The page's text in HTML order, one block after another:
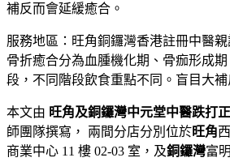
補反而會延緩癒合。
服務地區：旺角銅鑼灣香港註冊中醫親
骨折癒合分為血腫機化期、骨痂形成
段，不同階段飲食重點不同。盲目大補
本文由 旺角及銅鑼灣中元堂中醫跌打
師團隊撰寫， 兩間分店分別位於旺角
商業中心 11 樓 02-03 室，及銅鑼灣富